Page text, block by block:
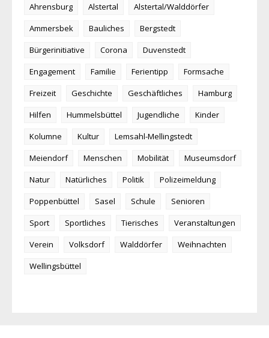
Ahrensburg Alstertal
Alstertal/Walddörfer
Ammersbek
Bauliches
Bergstedt
Bürgerinitiative
Corona
Duvenstedt
Engagement
Familie Ferientipp
Formsache
Freizeit
Geschichte Geschäftliches
Hamburg
Hilfen
Hummelsbüttel Jugendliche
Kinder
Kolumne
Kultur
Lemsahl-Mellingstedt
Meiendorf
Menschen Mobilität
Museumsdorf
Natur
Natürliches Politik
Polizeimeldung
Poppenbüttel
Sasel Schule
Senioren
Sport
Sportliches Tierisches
Veranstaltungen
Verein
Volksdorf Walddörfer
Weihnachten
Wellingsbüttel